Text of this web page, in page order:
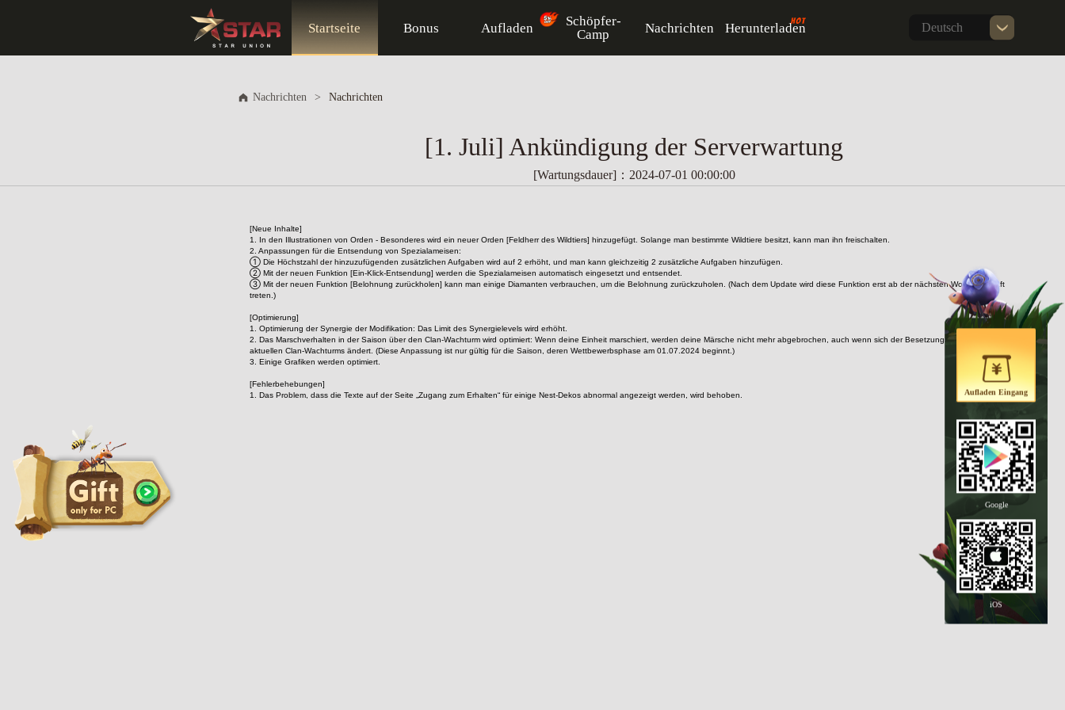
Startseite Bonus Aufladen
Schöpfer-
Camp
Nachrichten Herunterladen Deutsch
Nachrichten > Nachrichten
[1. Juli] Ankündigung der Serverwartung
[Wartungsdauer]：2024-07-01 00:00:00
[Neue Inhalte]
1. In den Illustrationen von Orden - Besonderes wird ein neuer Orden [Feldherr des Wildtiers] hinzugefügt. Solange man bestimmte Wildtiere besitzt, kann man ihn freischalten.
2. Anpassungen für die Entsendung von Spezialameisen:
① Die Höchstzahl der hinzuzufügenden zusätzlichen Aufgaben wird auf 2 erhöht, und man kann gleichzeitig 2 zusätzliche Aufgaben hinzufügen.
② Mit der neuen Funktion [Ein-Klick-Entsendung] werden die Spezialameisen automatisch eingesetzt und entsendet.
③ Mit der neuen Funktion [Belohnung zurückholen] kann man einige Diamanten verbrauchen, um die Belohnung zurückzuholen. (Nach dem Update wird diese Funktion erst ab der nächsten Woche in Kraft
treten.)
[Optimierung]
1. Optimierung der Synergie der Modifikation: Das Limit des Synergielevels wird erhöht.
2. Das Marschverhalten in der Saison über den Clan-Wachturm wird optimiert: Wenn deine Einheit marschiert, werden deine Märsche nicht mehr abgebrochen, auch wenn sich der Besetzungszustand des
aktuellen Clan-Wachturms ändert. (Diese Anpassung ist nur gültig für die Saison, deren Wettbewerbsphase am 01.07.2024 beginnt.)
3. Einige Grafiken werden optimiert.
[Fehlerbehebungen]
1. Das Problem, dass die Texte auf der Seite „Zugang zum Erhalten“ für einige Nest-Dekos abnormal angezeigt werden, wird behoben.
Aufladen Eingang
Google
iOS